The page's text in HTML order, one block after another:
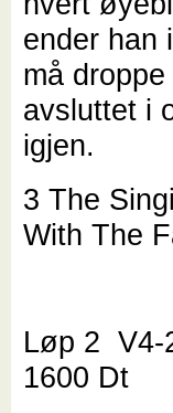
ender han
må
avsluttet i
igjen.
3 The
With The
Løp 2 V4-
1600 Dt